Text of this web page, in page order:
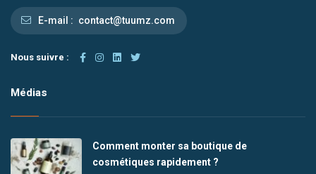
E-mail : contact@tuumz.com
Nous suivre :
Médias
Comment monter sa boutique de
cosmétiques rapidement ?